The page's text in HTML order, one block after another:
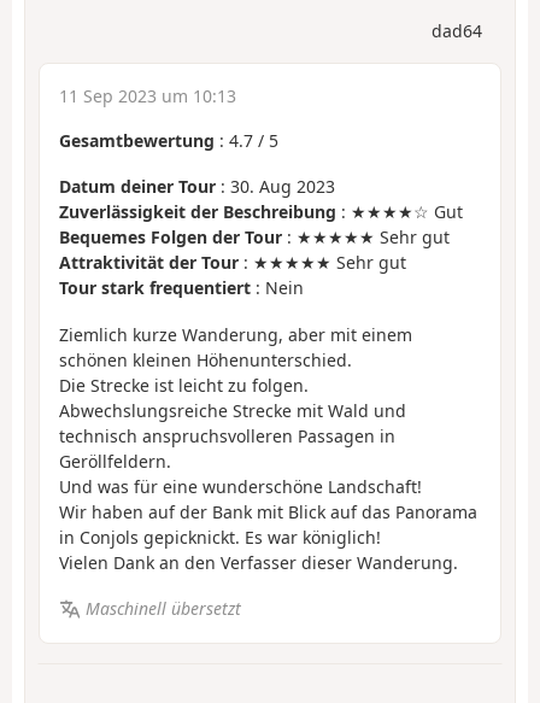
dad64
11 Sep 2023 um 10:13
Gesamtbewertung : 4.7 / 5
Datum deiner Tour : 30. Aug 2023
Zuverlässigkeit der Beschreibung : ★★★★☆ Gut
Bequemes Folgen der Tour : ★★★★★ Sehr gut
Attraktivität der Tour : ★★★★★ Sehr gut
Tour stark frequentiert : Nein
Ziemlich kurze Wanderung, aber mit einem
schönen kleinen Höhenunterschied.
Die Strecke ist leicht zu folgen.
Abwechslungsreiche Strecke mit Wald und
technisch anspruchsvolleren Passagen in
Geröllfeldern.
Und was für eine wunderschöne Landschaft!
Wir haben auf der Bank mit Blick auf das Panorama
in Conjols gepicknickt. Es war königlich!
Vielen Dank an den Verfasser dieser Wanderung.
Maschinell übersetzt